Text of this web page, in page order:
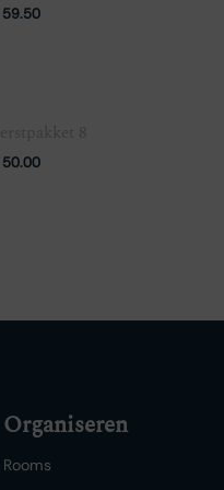
59.50
50.00
Organiseren
Rooms